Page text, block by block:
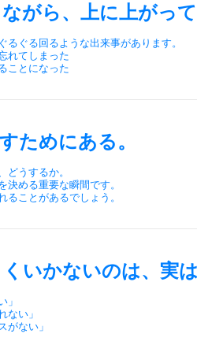
がら、上に上がって
るぐる回るような出来事があります。
れてしまった
ことになった
ためにある。
どうするか。
決める重要な瞬間です。
ることがあるでしょう。
いかないのは、実は
」
ない」
がない」